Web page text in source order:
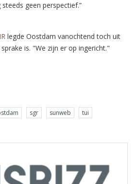
geen perspectief.”
legde Oostdam vanochtend toch uit
is. "We zijn er op ingericht."
sgr sunweb
tui